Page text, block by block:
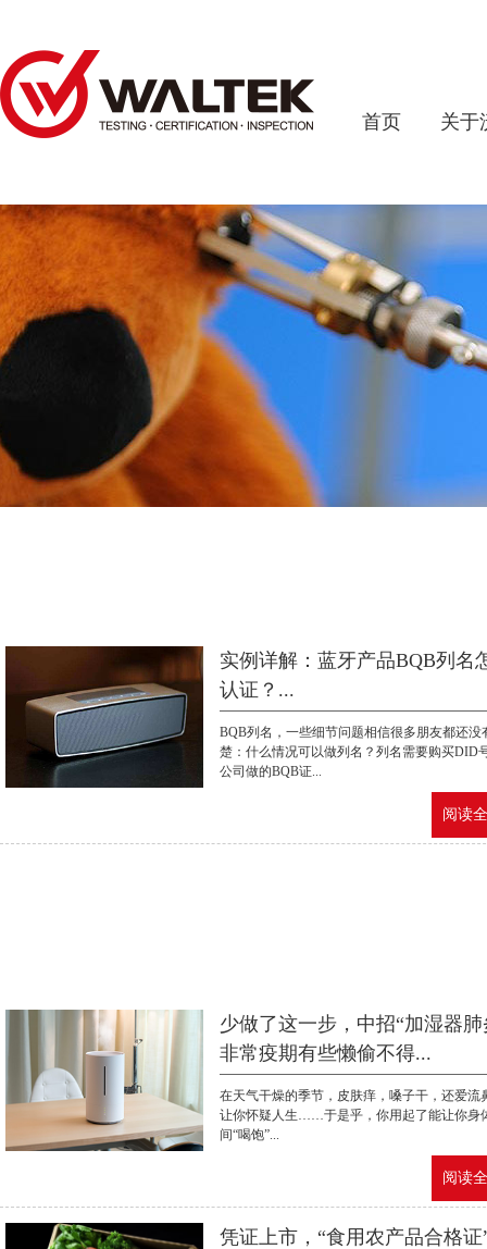
首页 关于
实例详解：蓝牙产品BQB列名
认证？...
BQB列名，一些细节问题相信很多朋友都还没
楚：什么情况可以做列名？列名需要购买DID
公司做的BQB证...
阅读
少做了这一步，中招“加湿器肺
非常疫期有些懒偷不得...
在天气干燥的季节，皮肤痒，嗓子干，还爱流
让你怀疑人生……于是乎，你用起了能让你身
间“喝饱”...
阅读
凭证上市，“食用农产品合格证